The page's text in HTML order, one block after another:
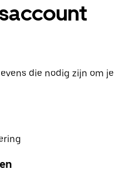
die nodig zijn om je